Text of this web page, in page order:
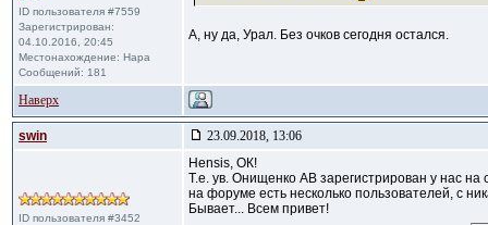
ID пользователя #7559
Зарегистрирован:
04.10.2016, 20:45
Местонахождение: Нара
Сообщений: 181
А, ну да, Урал. Без очков сегодня остался.
Наверх
swin 23.09.2018, 13:06
ID пользователя #3452
Hensis, ОК!
Т.е. ув. Онищенко АВ зарегистрирован у нас на
на форуме есть несколько пользователей, с
Бывает... Всем привет!